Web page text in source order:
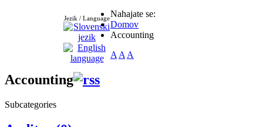
Jezik / LanguageNahajate se:
Domov
Accounting
AAA
Accounting
Subcategories